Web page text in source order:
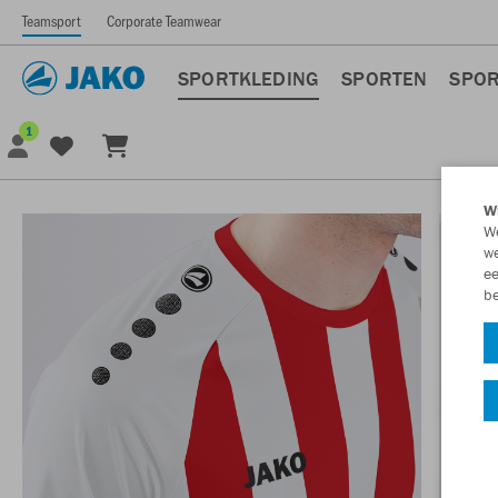
Teamsport Corporate Teamwear
SPORTKLEDING SPORTEN
1